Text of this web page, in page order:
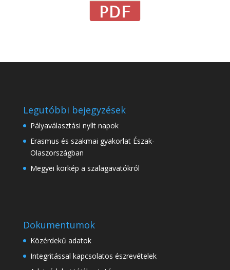
Legutóbbi bejegyzések
Pályaválasztási nyílt napok
Erasmus és szakmai gyakorlat Észak-
Olaszországban
Megyei körkép a szalagavatókról
Dokumentumok
Közérdekű adatok
Integritással kapcsolatos észrevételek